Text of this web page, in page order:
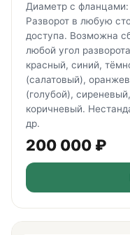
Диаметр с
Разворот в любую
доступа. Возможна
любой угол
красный, синий,
(салатовый),
(голубой),
коричневый.
др.
200 000 ₽